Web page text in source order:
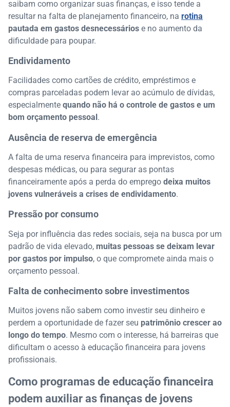
saibam como organizar suas finanças, e isso tende a
resultar na falta de planejamento financeiro, na rotina
pautada em gastos desnecessários e no aumento da
dificuldade para poupar.
Endividamento
Facilidades como cartões de crédito, empréstimos e
compras parceladas podem levar ao acúmulo de dívidas,
especialmente quando não há o controle de gastos e um
bom orçamento pessoal .
Ausência de reserva de emergência
A falta de uma reserva financeira para imprevistos, como
despesas médicas, ou para segurar as pontas
financeiramente após a perda do emprego deixa muitos
jovens vulneráveis a crises de endividamento.
Pressão por consumo
Seja por influência das redes sociais, seja na busca por um
padrão de vida elevado, muitas pessoas se deixam levar
por gastos por impulso, o que compromete ainda mais o
orçamento pessoal.
Falta de conhecimento sobre investimentos
Muitos jovens não sabem como investir seu dinheiro e
perdem a oportunidade de fazer seu patrimônio crescer ao
longo do tempo. Mesmo com o interesse, há barreiras que
dificultam o acesso à educação financeira para jovens
profissionais.
Como programas de educação financeira
podem auxiliar as finanças de jovens